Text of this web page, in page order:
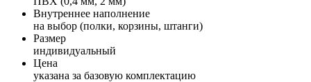
Внутреннее наполнение
на выбор (полки, корзины, штанги)
Размер
индивидуальный
Цена
указана за базовую комплектацию